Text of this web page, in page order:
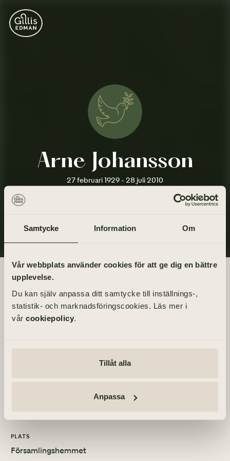
Samtycke Information Om
Vår webbplats använder cookies för att ge dig en bättre
upplevelse.
Du kan själv anpassa ditt samtycke till inställnings-,
statistik- och marknadsföringscookies. Läs mer i
vår cookiepolicy.
Tillåt alla
Anpassa
Arne Johansson
27 februari 1929 - 28 juli 2010
Begravningsdagen
BEGRAVNING
Tisdag 17 augusti 2010
PLATS
Församlingshemmet